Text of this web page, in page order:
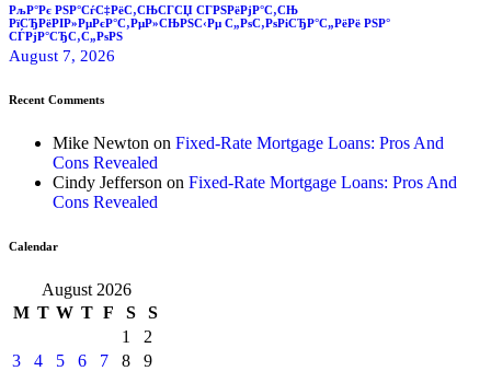
РљР°Рє РЅР°СѓС‡РёС‚СЊСЃСЏ СЃРЅРёРјР°С‚СЊ
РїСЂРёРІР»РµРєР°С‚РµР»СЊРЅС‹Рµ С„РѕС‚РѕРіСЂР°С„РёРё РЅР°
СЃРјР°СЂС‚С„РѕРЅ
August 7, 2026
Recent Comments
Mike Newton on Fixed-Rate Mortgage Loans: Pros And
Cons Revealed
Cindy Jefferson on Fixed-Rate Mortgage Loans: Pros And
Cons Revealed
Calendar
August 2026
M T W T F S
S
1
2
3
4 5 6 7 8
9